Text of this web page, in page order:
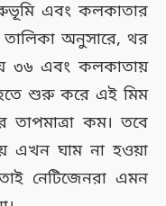
এবং কলকাতার
তালিকা অনুসারে, থর
৩৬ এবং কলকাতায়
শুরু করে এই মিম
কম। তবে
এখন ঘাম না হওয়া
নেটিজেনরা এমন